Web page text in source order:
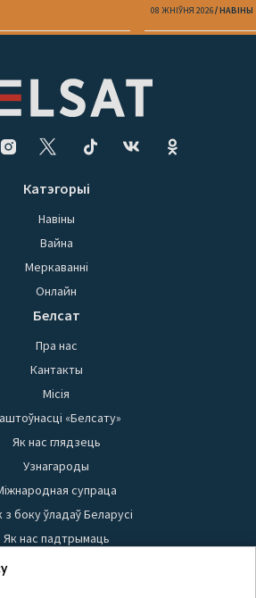
08 ЖНІЎНЯ 2026 НАВІНЫ
Катэгорыі
Навіны
Вайна
Меркаванні
Онлайн
Белсат
Пра нас
Кантакты
Місія
«Белсату»
Як нас глядзець
Узнагароды
супраца
з боку ўладаў Беларусі
Як нас падтрымаць
выкарыстання матэрыялаў